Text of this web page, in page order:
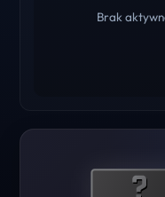
Brak